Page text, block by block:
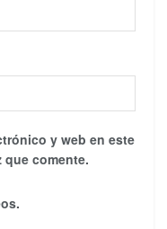
y web en este
que comente.